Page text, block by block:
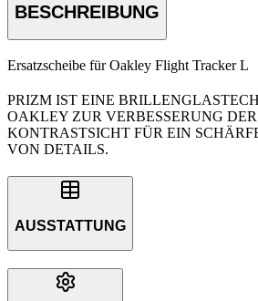
BESCHREIBUNG
Ersatzscheibe für Oakley Flight Tracker L
PRIZM IST EINE
OAKLEY ZUR VERBESSERUNG
KONTRASTSICHT FÜR EIN
VON DETAILS.
AUSSTATTUNG